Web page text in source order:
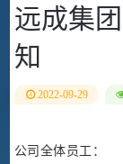
远成集
知
2022-09-29
公司全体员工：